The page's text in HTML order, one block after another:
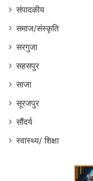
संपादकीय
समाज/संस्कृति
सरगुजा
सहसपुर
साजा
सूरजपुर
सौंदर्य
स्वास्थ्य/ शिक्षा